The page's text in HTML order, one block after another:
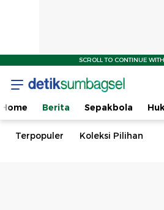
SCROLL TO CONTINUE
Home Berita Sepakbola
Terpopuler Koleksi Pilihan